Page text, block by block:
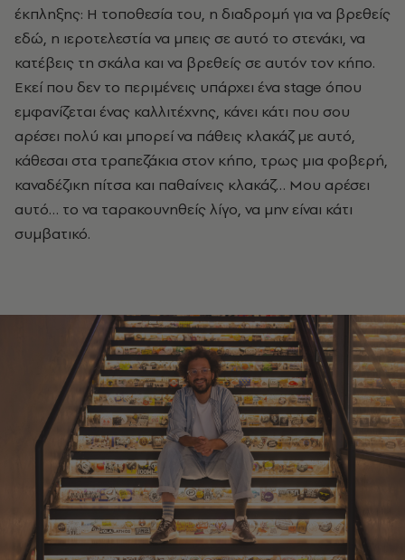
έκπληξης: Η τοποθεσία του, η διαδρομή για να βρεθείς
εδώ, η ιεροτελεστία να μπεις σε αυτό το στενάκι, να
κατέβεις τη σκάλα και να βρεθείς σε αυτόν τον κήπο.
Εκεί που δεν το περιμένεις υπάρχει ένα stage όπου
εμφανίζεται ένας καλλιτέχνης, κάνει κάτι που σου
αρέσει πολύ και μπορεί να πάθεις κλακάζ με αυτό,
κάθεσαι στα τραπεζάκια στον κήπο, τρως μια φοβερή,
καναδέζικη πίτσα και παθαίνεις κλακάζ… Μου αρέσει
αυτό… το να ταρακουνηθείς λίγο, να μην είναι κάτι
συμβατικό.